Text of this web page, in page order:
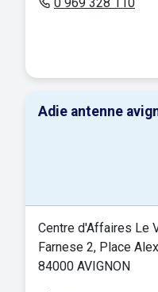
Adie antenne
Centre d'Affaires Le
Farnese 2, Place
84000 AVIGNON